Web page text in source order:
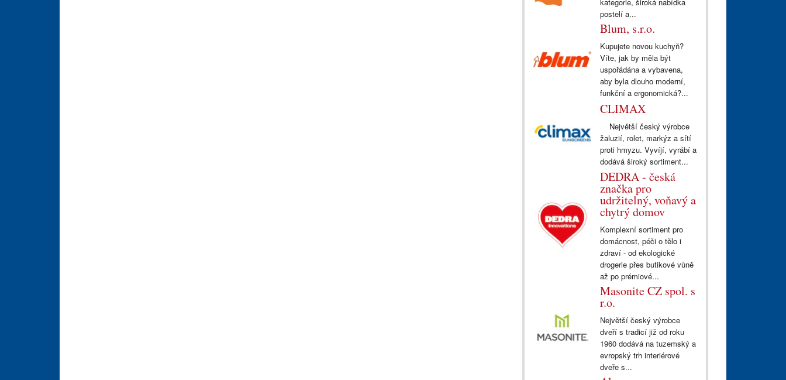
postelí a...
Blum, s.r.o.
Kupujete novou kuchyň?
Víte, jak by měla být
uspořádána a vybavena,
aby byla dlouho moderní,
funkční a ergonomická?...
CLIMAX
Největší český výrobce
žaluzií, rolet, markýz a sítí
proti hmyzu. Vyvíjí, vyrábí a
dodává široký sortiment...
DEDRA - česká
značka pro
udržitelný, voňavý a
chytrý domov
Komplexní sortiment pro
domácnost, péči o tělo i
zdraví - od ekologické
drogerie přes butikové vůně
až po prémiové...
Masonite CZ spol. s
r.o.
Největší český výrobce
dveří s tradicí již od roku
1960 dodává na tuzemský a
evropský trh interiérové
dveře s...